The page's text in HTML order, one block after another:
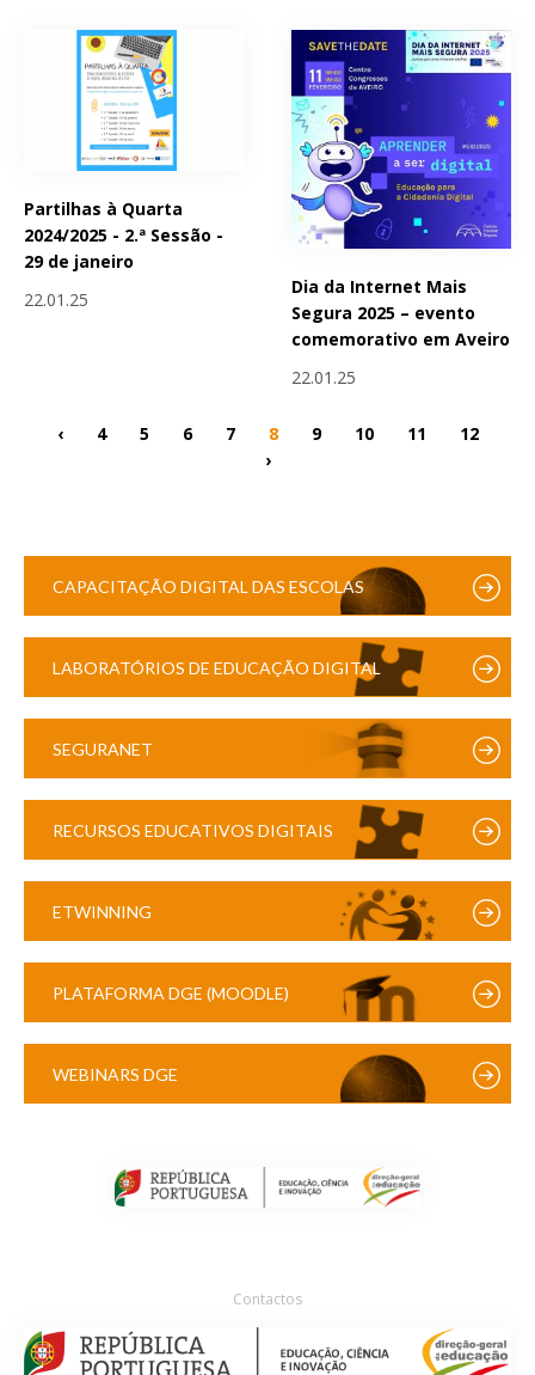
Partilhas à Quarta
2024/2025 - 2.ª Sessão -
29 de janeiro
22.01.25
Dia da Internet Mais
Segura 2025 – evento
comemorativo em Aveiro
22.01.25
‹ 4 5 6 7 8 9 10 11
12
›
CAPACITAÇÃO DIGITAL DAS ESCOLAS
LABORATÓRIOS DE EDUCAÇÃO DIGITAL
SEGURANET
RECURSOS EDUCATIVOS DIGITAIS
ETWINNING
PLATAFORMA DGE (MOODLE)
WEBINARS DGE
Contactos